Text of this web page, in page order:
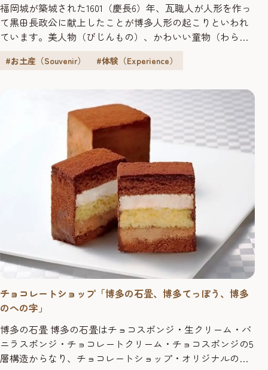
福岡城が築城された1601（慶長6）年、瓦職人が人形を作っ
て黒田長政公に献上したことが博多人形の起こりといわれ
ています。美人物（びじんもの）、かわいい童物（わらべ
しゃもの）、壮麗な能物（のうもの）などさまざまな人形
を見ぬ博多独特の芸術味豊かな名産品で、博多の伝統工芸
品として、後継者に代...
#お土産（Souvenir） #体験（Experience）
チョコレートショップ「博多の石畳、博多てっぽう、博多
のへの字」
博多の石畳 博多の石畳はチョコスポンジ・生クリーム・バ
ニラスポンジ・チョコレートクリーム・チョコスポンジの5
層構造からなり、チョコレートショップ・オリジナルの